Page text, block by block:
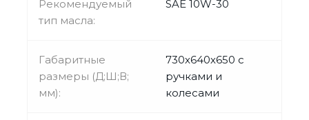
Рекомендуемый
тип масла:
SAE 10W-30
Габаритные
размеры (Д;Ш;В;
мм):
730х640х650 с
ручками и
колесами